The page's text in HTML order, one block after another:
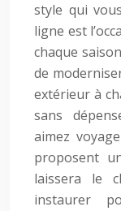
style qui
ligne est
chaque
de
extérieur à
sans
aimez
proposent
laissera le
instaurer